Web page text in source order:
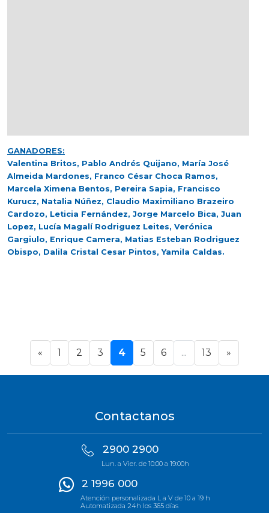
GANADORES:
Valentina Britos, Pablo Andrés Quijano, María José
Almeida Mardones, Franco César Choca Ramos,
Marcela Ximena Bentos, Pereira Sapia, Francisco
Kurucz, Natalia Núñez, Claudio Maximiliano Brazeiro
Cardozo, Leticia Fernández, Jorge Marcelo Bica, Juan
Lopez, Lucía Magalí Rodriguez Leites, Verónica
Gargiulo, Enrique Camera, Matias Esteban Rodriguez
Obispo, Dalila Cristal Cesar Pintos, Yamila Caldas.
« 1 2 3 4 5 6 ... 13 »
Contactanos
2900 2900
Lun. a Vier. de 10:00 a 19:00h
2 1996 000
Atención personalizada L a V de 10 a 19 h
Automatizada 24h los 365 días